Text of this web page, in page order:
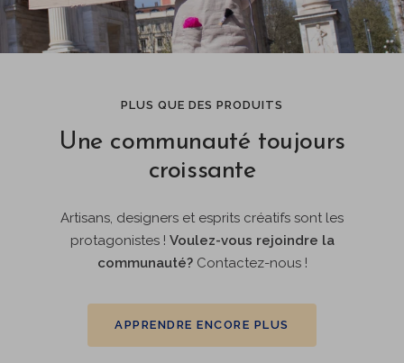
PLUS QUE DES PRODUITS
Une communauté toujours
croissante
Artisans, designers et esprits créatifs sont les
protagonistes ! Voulez-vous rejoindre la
communauté?Contactez-nous !
APPRENDRE ENCORE PLUS